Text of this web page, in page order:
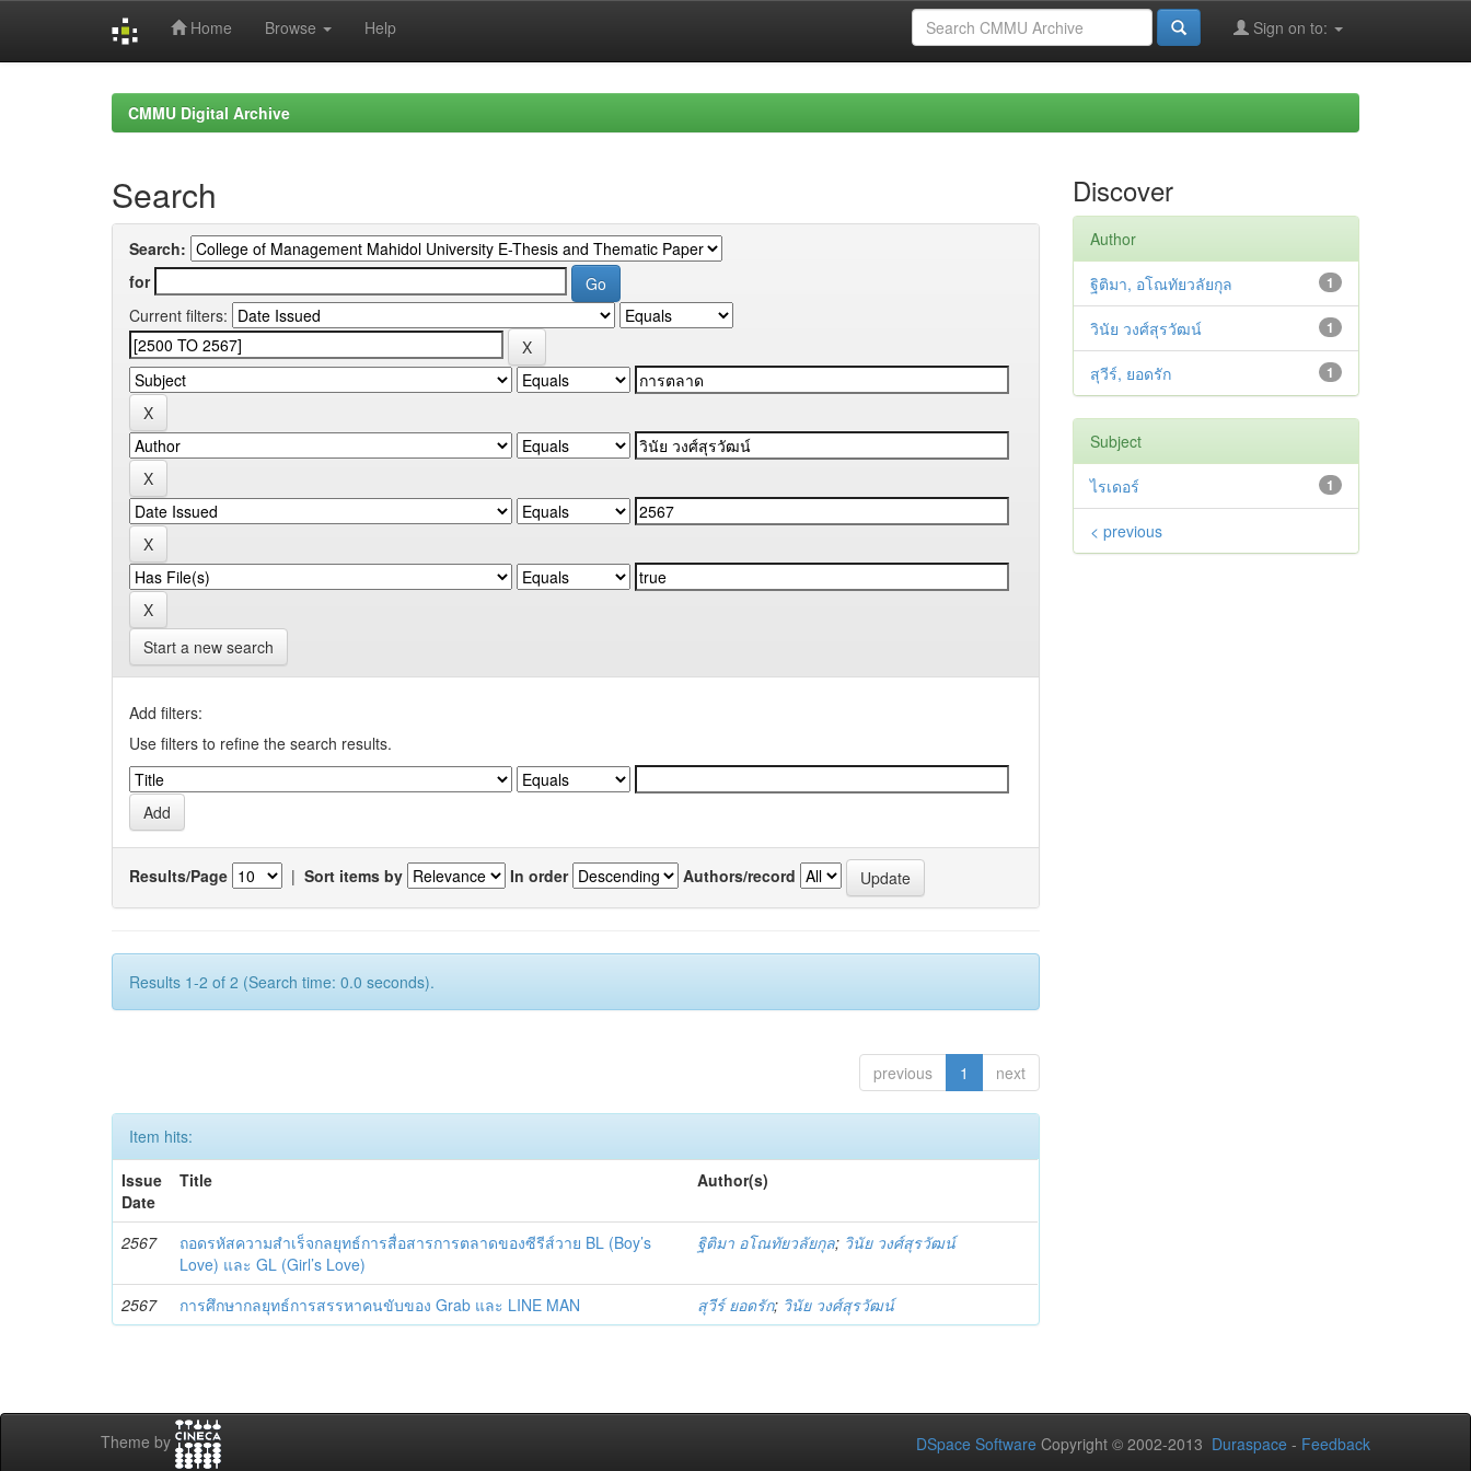
Home Browse Help Sign on to:
CMMU Digital Archive
Search
Search:
for
Current filters:
Start a new search
Add filters:
Use filters to refine the search results.
Results/Page | Sort items by In order Authors/record
Results 1-2 of 2 (Search time: 0.0 seconds).
previous 1 next
Item hits:
Issue
Date
Title Author(s)
2567
ถอดรหัสความสำเร็จกลยุทธ์การสื่อสารการตลาดของซีรีส์วาย BL (Boy’s
Love) และ GL (Girl’s Love)
ฐิติมา อโณทัยวลัยกุล; วินัย วงศ์สุรวัฒน์
2567 การศึกษากลยุทธ์การสรรหาคนขับของ Grab และ LINE MAN สุวีร์ ยอดรัก; วินัย วงศ์สุรวัฒน์
Discover
Author
1
ฐิติมา, อโณทัยวลัยกุล
1
วินัย วงศ์สุรวัฒน์
1
สุวีร์, ยอดรัก
Subject
1
ไรเดอร์
< previous
Theme by DSpace Software Copyright © 2002-2013 Duraspace - Feedback